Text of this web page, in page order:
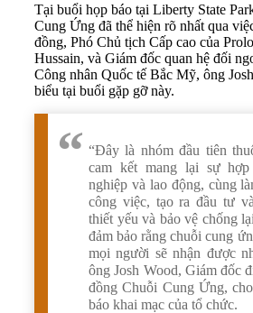
Tại buổi họp báo tại Liberty State
Cung Ứng đã thể hiện rõ nhất qua
đồng, Phó Chủ tịch Cấp cao của
Hussain, và Giám đốc quan hệ đối
Công nhân Quốc tế Bắc Mỹ, ông
biểu tại buổi gặp gỡ này.
“Đây là nhóm đầu tiên
cam kết mang lại sự
nghiệp và lao động, cùng
công việc, tạo ra đầu tư
thiết yếu và bảo vệ chống
đảm bảo rằng chuỗi cung
mọi người sẽ nhận được
ông Josh Wood, Giám đốc
đồng Chuỗi Cung Ứng,
báo khai mạc của tổ chức.